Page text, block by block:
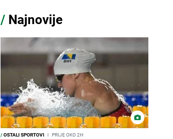
/ Najnovije
/OSTALI SPORTOVI I PRIJE OKO 2H